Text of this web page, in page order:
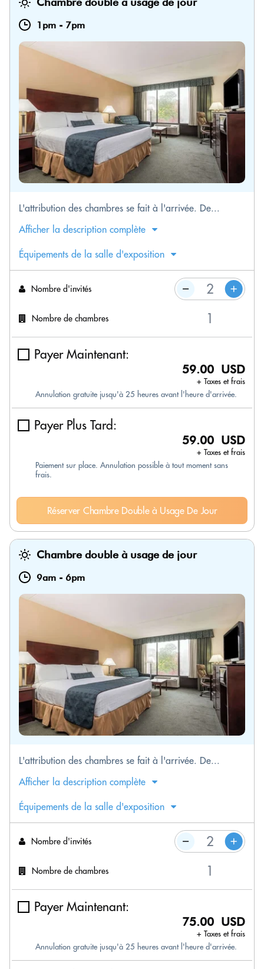
1pm - 7pm
L'attribution des chambres se fait à l'arrivée. De...
Afficher la description complète
Équipements de la salle d'exposition
Nombre d'invités
Nombre de chambres
Payer Maintenant:
59.00 USD
+ Taxes et frais
Annulation gratuite jusqu'à 25 heures avant l'heure d'arrivée.
Payer Plus Tard:
59.00 USD
+ Taxes et frais
Paiement sur place. Annulation possible à tout moment sans
frais.
Réserver Chambre Double à Usage De Jour
Chambre double à usage de jour
9am - 6pm
L'attribution des chambres se fait à l'arrivée. De...
Afficher la description complète
Équipements de la salle d'exposition
Nombre d'invités
Nombre de chambres
Payer Maintenant:
75.00 USD
+ Taxes et frais
Annulation gratuite jusqu'à 25 heures avant l'heure d'arrivée.